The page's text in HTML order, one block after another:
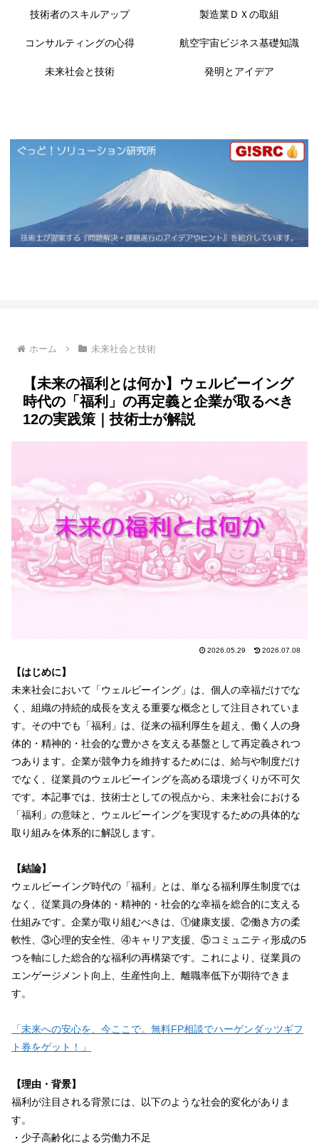
技術者のスキルアップ 製造業ＤＸの取組
コンサルティングの心得 航空宇宙ビジネス基礎知識
未来社会と技術 発明とアイデア
ホーム 未来社会と技術
【未来の福利とは何か】ウェルビーイング
時代の「福利」の再定義と企業が取るべき
12の実践策｜技術士が解説
2026.05.29 2026.07.08
【はじめに】
未来社会において「ウェルビーイング」は、個人の幸福だけでな
く、組織の持続的成長を支える重要な概念として注目されていま
す。その中でも「福利」は、従来の福利厚生を超え、働く人の身
体的・精神的・社会的な豊かさを支える基盤として再定義されつ
つあります。企業が競争力を維持するためには、給与や制度だけ
でなく、従業員のウェルビーイングを高める環境づくりが不可欠
です。本記事では、技術士としての視点から、未来社会における
「福利」の意味と、ウェルビーイングを実現するための具体的な
取り組みを体系的に解説します。
【結論】
ウェルビーイング時代の「福利」とは、単なる福利厚生制度では
なく、従業員の身体的・精神的・社会的な幸福を総合的に支える
仕組みです。企業が取り組むべきは、①健康支援、②働き方の柔
軟性、③心理的安全性、④キャリア支援、⑤コミュニティ形成の5
つを軸にした総合的な福利の再構築です。これにより、従業員の
エンゲージメント向上、生産性向上、離職率低下が期待できま
す。
「未来への安心を、今ここで。無料FP相談でハーゲンダッツギフ
ト券をゲット！」
【理由・背景】
福利が注目される背景には、以下のような社会的変化がありま
す。
・少子高齢化による労働力不足